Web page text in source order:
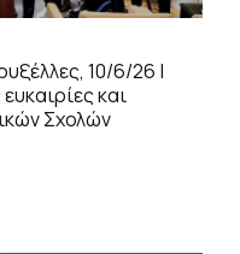
10/6/26 |
και
Σχολών